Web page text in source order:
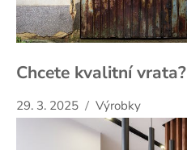
Chcete kvalitní vrata?
29. 3. 2025 Výrobky